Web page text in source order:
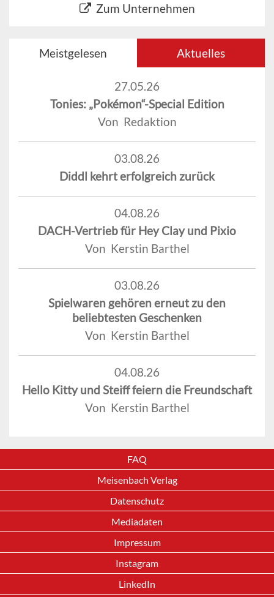
Zum Unternehmen
Meistgelesen Aktuelles
27.05.26
Tonies: „Pokémon“-Special Edition
Von Redaktion
03.08.26
Diddl kehrt erfolgreich zurück
04.08.26
DACH-Vertrieb für Hey Clay und Pixio
Von Kerstin Barthel
03.08.26
Spielwaren gehören erneut zu den
beliebtesten Geschenken
Von Kerstin Barthel
04.08.26
Hello Kitty und Steiff feiern die Freundschaft
Von Kerstin Barthel
FAQ
Meisenbach Verlag
Datenschutz
Mediadaten
Impressum
Instagram
LinkedIn